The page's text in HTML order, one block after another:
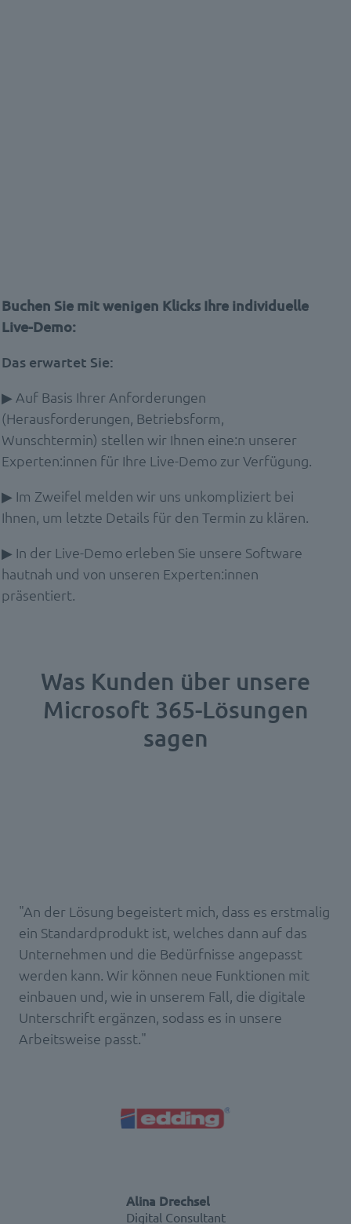
Buchen Sie mit wenigen Klicks Ihre individuelle
Live-Demo:
Das erwartet Sie:
▶ Auf Basis Ihrer Anforderungen
(Herausforderungen, Betriebsform,
Wunschtermin) stellen wir Ihnen eine:n unserer
Experten:innen für Ihre Live-Demo zur Verfügung.
▶ Im Zweifel melden wir uns unkompliziert bei
Ihnen, um letzte Details für den Termin zu klären.
▶ In der Live-Demo erleben Sie unsere Software
hautnah und von unseren Experten:innen
präsentiert.
Was Kunden über unsere
Microsoft 365-Lösungen
sagen
"An der Lösung begeistert mich, dass es erstmalig
ein Standardprodukt ist, welches dann auf das
Unternehmen und die Bedürfnisse angepasst
werden kann. Wir können neue Funktionen mit
einbauen und, wie in unserem Fall, die digitale
Unterschrift ergänzen, sodass es in unsere
Arbeitsweise passt."
Alina Drechsel
Digital Consultant